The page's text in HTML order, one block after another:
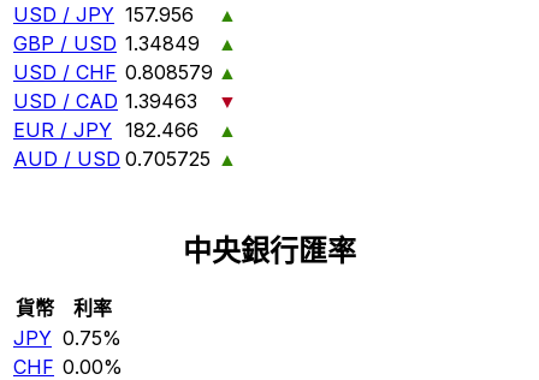
USD / JPY 157.956
▲
GBP / USD 1.34849
▲
USD / CHF 0.808579 ▲
USD / CAD 1.39463
▼
EUR / JPY 182.466
▲
AUD / USD 0.705725 ▲
中央銀行匯率
貨幣
利率
JPY 0.75%
CHF 0.00%